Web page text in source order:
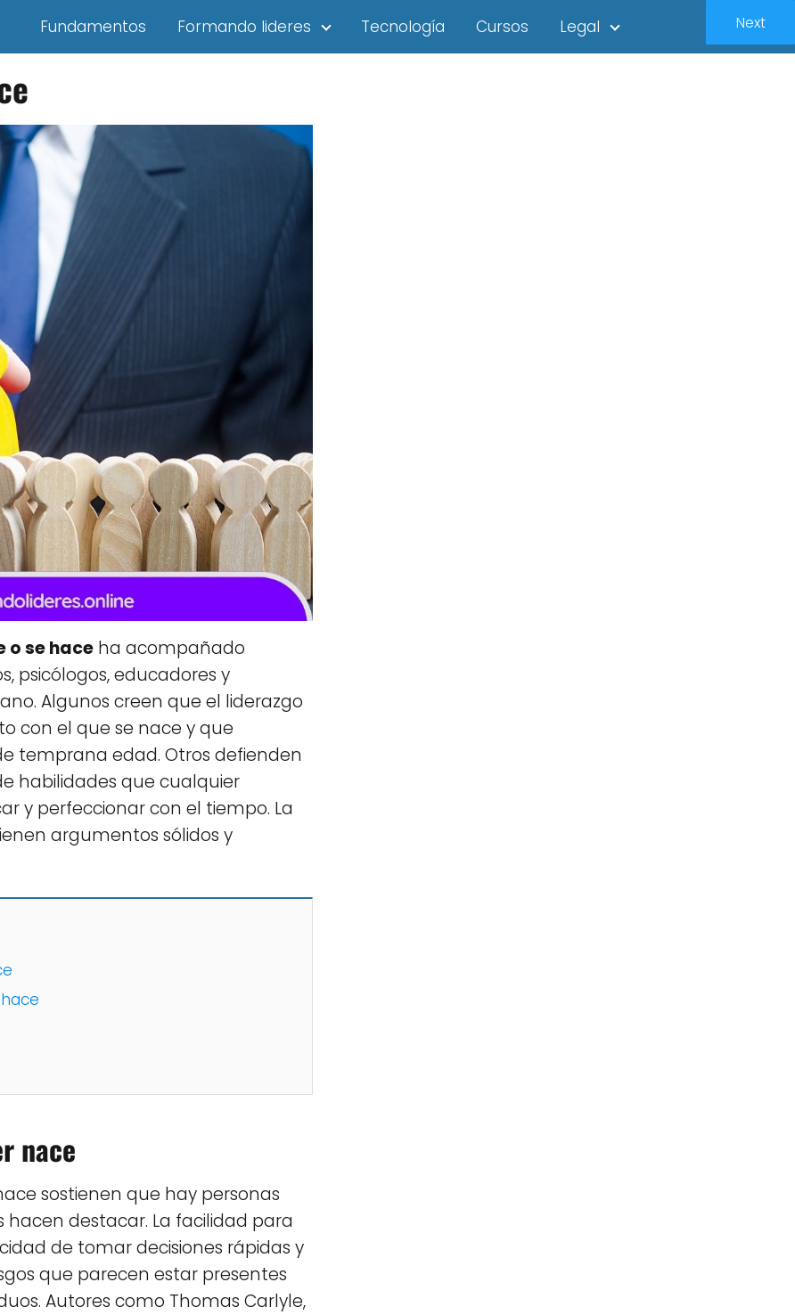
Fundamentos Formando lideres Tecnología Cursos Legal
o se hace ha acompañado
psicólogos, educadores y
Algunos creen que el liderazgo
con el que se nace y que
temprana edad. Otros defienden
habilidades que cualquier
y perfeccionar con el tiempo. La
argumentos sólidos y
nace
sostienen que hay personas
destacar. La facilidad para
de tomar decisiones rápidas y
que parecen estar presentes
Autores como Thomas Carlyle,
Next